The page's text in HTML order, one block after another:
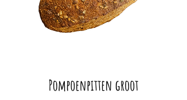
Pompoenpitten groot